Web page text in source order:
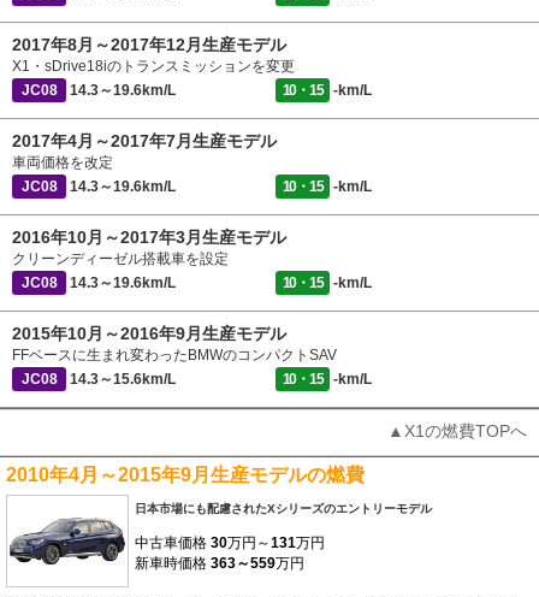
2017年8月～2017年12月生産モデル
X1・sDrive18iのトランスミッションを変更
JC08
14.3～19.6km/L 10・15 -km/L
2017年4月～2017年7月生産モデル
車両価格を改定
JC08
14.3～19.6km/L 10・15 -km/L
2016年10月～2017年3月生産モデル
クリーンディーゼル搭載車を設定
JC08
14.3～19.6km/L 10・15 -km/L
2015年10月～2016年9月生産モデル
FFベースに生まれ変わったBMWのコンパクトSAV
JC08
14.3～15.6km/L 10・15 -km/L
▲X1の燃費TOPへ
2010年4月～2015年9月生産モデルの燃費
日本市場にも配慮されたXシリーズのエントリーモデル
中古車価格 30万円～131万円
新車時価格 363～559万円